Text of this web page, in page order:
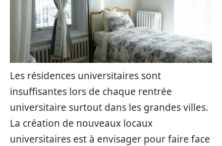
Les résidences universitaires sont
insuffisantes lors de chaque rentrée
universitaire surtout dans les grandes villes.
La création de nouveaux locaux
universitaires est à envisager pour faire face